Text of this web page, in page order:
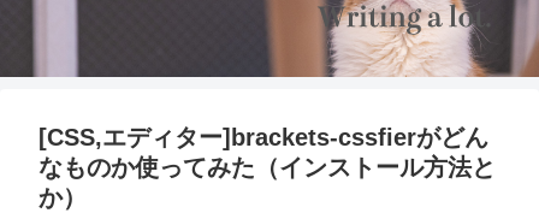
[CSS,エディター]brackets-cssfierがどん
なものか使ってみた（インストール方法と
か）